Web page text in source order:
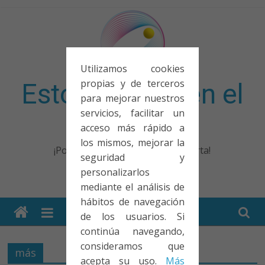
Utilizamos cookies
propias y de terceros
para mejorar nuestros
servicios, facilitar un
acceso más rápido a
los mismos, mejorar la
seguridad y
personalizarlos
mediante el análisis de
hábitos de navegación
de los usuarios. Si
continúa navegando,
consideramos que
acepta su uso. Más
Esto no entra en el
examen
¡Porque no solo el examen importa!
más